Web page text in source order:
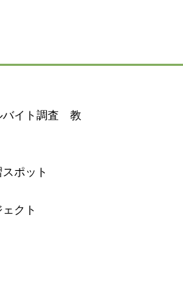
バイト調査 教
ポット
クト